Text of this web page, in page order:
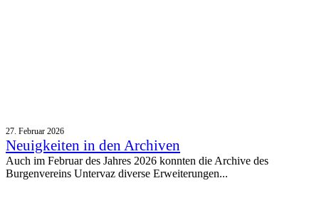
27. Februar 2026
Neuigkeiten in den Archiven
Auch im Februar des Jahres 2026 konnten die Archive des
Burgenvereins Untervaz diverse Erweiterungen...